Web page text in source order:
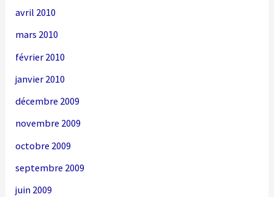
avril 2010
mars 2010
février 2010
janvier 2010
décembre 2009
novembre 2009
octobre 2009
septembre 2009
juin 2009